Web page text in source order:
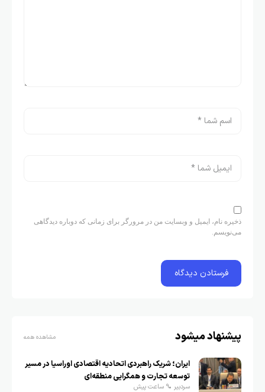
ذخیره نام، ایمیل و وبسایت من در مرورگر برای زمانی که دوباره دیدگاهی
می‌نویسم.
پیشنهاد میشود مشاهده همه
ایران؛ شریک راهبردی اتحادیه اقتصادی اوراسیا در مسیر
توسعه تجارت و همگرایی منطقه‌ای
سردبیر 9 ساعت پیش